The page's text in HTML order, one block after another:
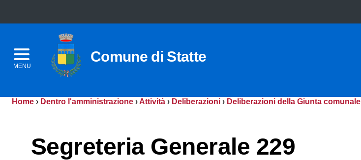
MENU
Comune di Statte
Home › Dentro l'amministrazione › Attività › Deliberazioni › Deliberazioni della Giunta comunale
Segreteria Generale 229